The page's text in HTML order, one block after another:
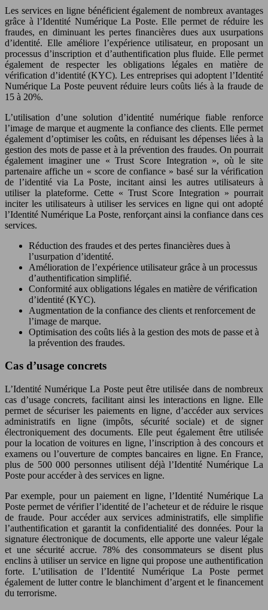
Les services en ligne bénéficient également de nombreux avantages
grâce à l’Identité Numérique La Poste. Elle permet de réduire les
fraudes, en diminuant les pertes financières dues aux usurpations
d’identité. Elle améliore l’expérience utilisateur, en proposant un
processus d’inscription et d’authentification plus fluide. Elle permet
également de respecter les obligations légales en matière de
vérification d’identité (KYC). Les entreprises qui adoptent l’Identité
Numérique La Poste peuvent réduire leurs coûts liés à la fraude de
15 à 20%.
L’utilisation d’une solution d’identité numérique fiable renforce
l’image de marque et augmente la confiance des clients. Elle permet
également d’optimiser les coûts, en réduisant les dépenses liées à la
gestion des mots de passe et à la prévention des fraudes. On pourrait
également imaginer une « Trust Score Integration », où le site
partenaire affiche un « score de confiance » basé sur la vérification
de l’identité via La Poste, incitant ainsi les autres utilisateurs à
utiliser la plateforme. Cette « Trust Score Integration » pourrait
inciter les utilisateurs à utiliser les services en ligne qui ont adopté
l’Identité Numérique La Poste, renforçant ainsi la confiance dans ces
services.
Réduction des fraudes et des pertes financières dues à
l’usurpation d’identité.
Amélioration de l’expérience utilisateur grâce à un processus
d’authentification simplifié.
Conformité aux obligations légales en matière de vérification
d’identité (KYC).
Augmentation de la confiance des clients et renforcement de
l’image de marque.
Optimisation des coûts liés à la gestion des mots de passe et à
la prévention des fraudes.
Cas d’usage concrets
L’Identité Numérique La Poste peut être utilisée dans de nombreux
cas d’usage concrets, facilitant ainsi les interactions en ligne. Elle
permet de sécuriser les paiements en ligne, d’accéder aux services
administratifs en ligne (impôts, sécurité sociale) et de signer
électroniquement des documents. Elle peut également être utilisée
pour la location de voitures en ligne, l’inscription à des concours et
examens ou l’ouverture de comptes bancaires en ligne. En France,
plus de 500 000 personnes utilisent déjà l’Identité Numérique La
Poste pour accéder à des services en ligne.
Par exemple, pour un paiement en ligne, l’Identité Numérique La
Poste permet de vérifier l’identité de l’acheteur et de réduire le risque
de fraude. Pour accéder aux services administratifs, elle simplifie
l’authentification et garantit la confidentialité des données. Pour la
signature électronique de documents, elle apporte une valeur légale
et une sécurité accrue. 78% des consommateurs se disent plus
enclins à utiliser un service en ligne qui propose une authentification
forte. L’utilisation de l’Identité Numérique La Poste permet
également de lutter contre le blanchiment d’argent et le financement
du terrorisme.